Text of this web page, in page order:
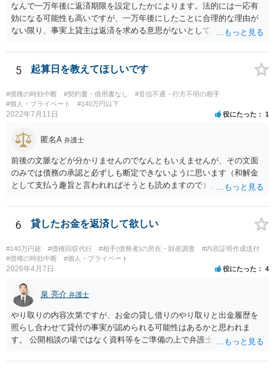
なんで一万年後に返済期限を設定したかによります。法的には一応有
効になる可能性も高いですが、一万年後にしたことに合理的な理由が
ない限り、事実上貸主は返済を求める意思がないとして、消費貸借契
に悪用される可能性もあるので。
5 起算日を教えてほしいです
#債権の時効中断 #契約書・借用書なし
#音信不通・行方不明の相手
#個人・プライベート
#140万円以下
2022年7月11日 役にたった 1
匿名A 弁護士
前後の文脈などが分かりませんのでなんともいえませんが、その文面
のみでは債務の承認と必ずしも断定できないように思います（和解金
として支払う趣旨と言われればそうとも読めますので）。 個別具体的
いところがございますので、これまでの電話内容やメールの文面、訴
訟の経過に関する記録等を持って近隣の弁護士にご相談された方がよ
6 貸したお金を返済して欲しい
#140万円超 #債権回収代行 #相手(債務者)の所在・財産調査
#内容証明作成送付
#債権の時効中断
#個人・プライベート
2026年4月7日 役にたった 4
泉 亮介 弁護士
やり取りの内容次第ですが、お金の貸し借りのやり取りと出金履歴を
照らし合わせて貸付の事実が認められる可能性はあるかと思われま
す。 公開相談の場ではなく資料等をご準備の上で弁護士に個別相談さ